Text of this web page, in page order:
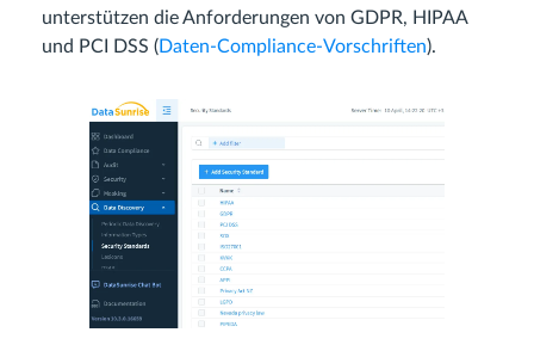
unterstützen die Anforderungen von GDPR, HIPAA
und PCI DSS (Daten-Compliance-Vorschriften).